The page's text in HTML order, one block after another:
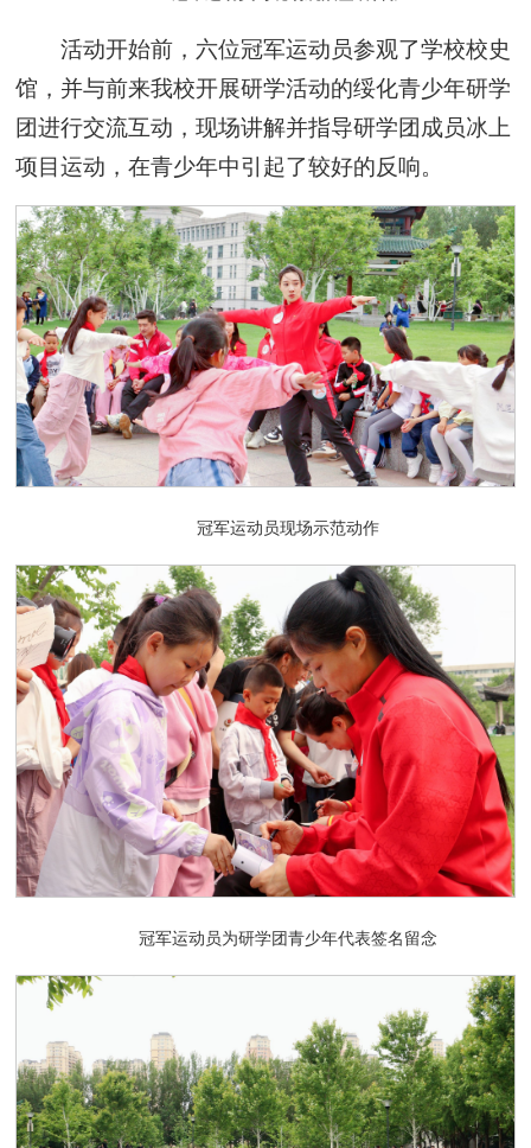
活动开始前，六位冠军运动员参观了学校校史
馆，并与前来我校开展研学活动的绥化青少年研学
团进行交流互动，现场讲解并指导研学团成员冰上
项目运动，在青少年中引起了较好的反响。
冠军运动员现场示范动作
冠军运动员为研学团青少年代表签名留念